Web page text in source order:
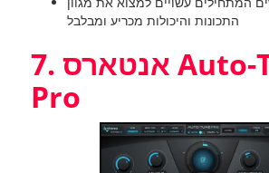
התכונות והיכולות מכריע ומבלבל
7. אנטארס Auto-Tune
Pro